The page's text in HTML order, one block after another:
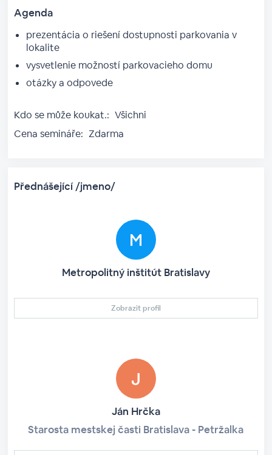
Agenda
prezentácia o riešení dostupnosti parkovania v
lokalite
vysvetlenie možností parkovacieho domu
otázky a odpovede
Kdo se může koukat.: Všichni
Cena semináře: Zdarma
Přednášející /jmeno/
Metropolitný inštitút Bratislavy
Zobrazit profil
Ján Hrčka
Starosta mestskej časti Bratislava - Petržalka